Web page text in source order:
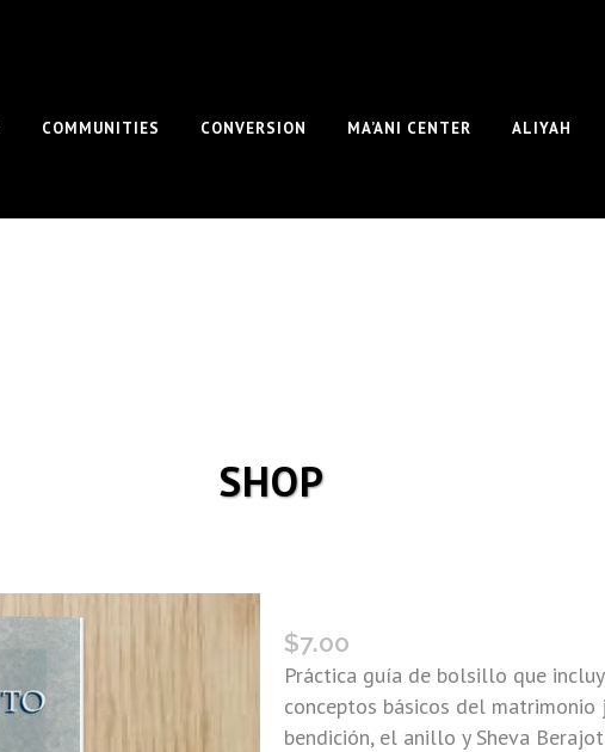
COMMUNITIES CONVERSION MA’ANI CENTER ALIYAH
SHOP
$7.00
Práctica guía de bolsillo que
conceptos básicos del
bendición, el anillo y Sheva